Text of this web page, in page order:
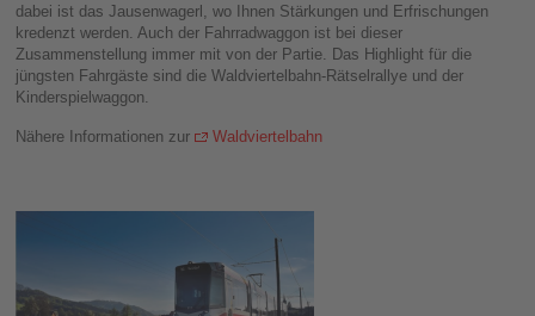
dabei ist das Jausenwagerl, wo Ihnen Stärkungen und Erfrischungen
kredenzt werden. Auch der Fahrradwaggon ist bei dieser
Zusammenstellung immer mit von der Partie. Das Highlight für die
jüngsten Fahrgäste sind die Waldviertelbahn-Rätselrallye und der
Kinderspielwaggon.
Nähere Informationen zur Waldviertelbahn